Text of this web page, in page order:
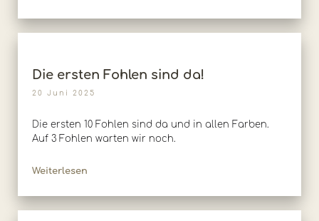
Die ersten Fohlen sind da!
20 Juni 2025
Die ersten 10 Fohlen sind da und in allen Farben.
Auf 3 Fohlen warten wir noch.
Weiterlesen